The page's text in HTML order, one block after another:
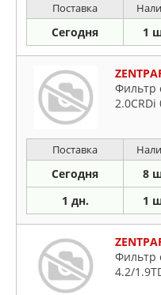
Поставка
Сегодня 1
Фильтр
2.0CRDi
Поставка
Сегодня 8
1 дн. 1
Фильтр
4.2/